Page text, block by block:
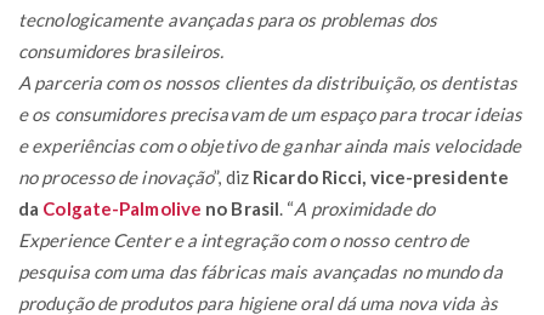
tecnologicamente avançadas para os problemas dos
consumidores brasileiros.
A parceria com os nossos clientes da distribuição, os dentistas
e os consumidores precisavam de um espaço para trocar ideias
e experiências com o objetivo de ganhar ainda mais velocidade
no processo de inovação”, diz Ricardo Ricci, vice-presidente
da Colgate-Palmolive no Brasil . “A proximidade do
Experience Center e a integração com o nosso centro de
pesquisa com uma das fábricas mais avançadas no mundo da
produção de produtos para higiene oral dá uma nova vida às